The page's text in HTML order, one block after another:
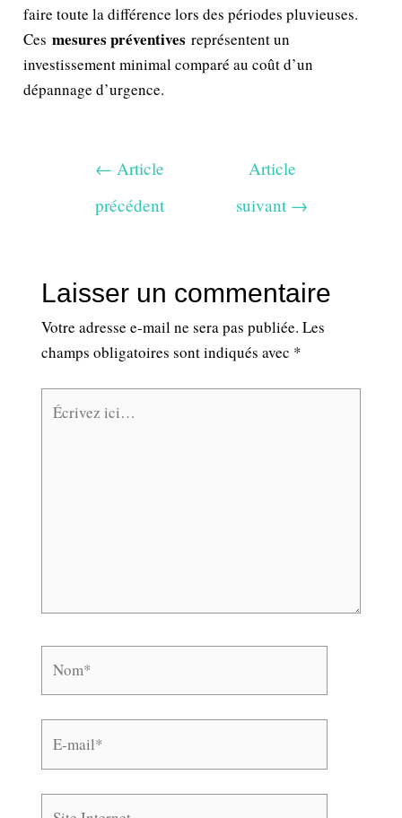
faire toute la différence lors des périodes pluvieuses.
Cesmesures préventives représentent un
investissement minimal comparé au coût d’un
dépannage d’urgence.
← Article
précédent
Article
suivant →
Laisser un commentaire
Votre adresse e-mail ne sera pas publiée. Les
champs obligatoires sont indiqués avec *
Écrivez
ici…
mail*